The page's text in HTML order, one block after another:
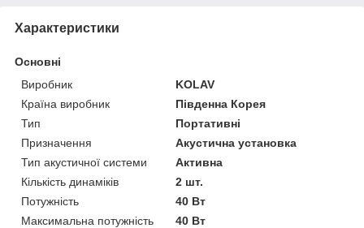
Характеристики
Основні
Виробник
KOLAV
Країна виробник
Південна Корея
Тип
Портативні
Призначення
Акустична установка
Тип акустичної системи
Активна
Кількість динаміків
2 шт.
Потужність
40 Вт
Максимальна потужність
40 Вт